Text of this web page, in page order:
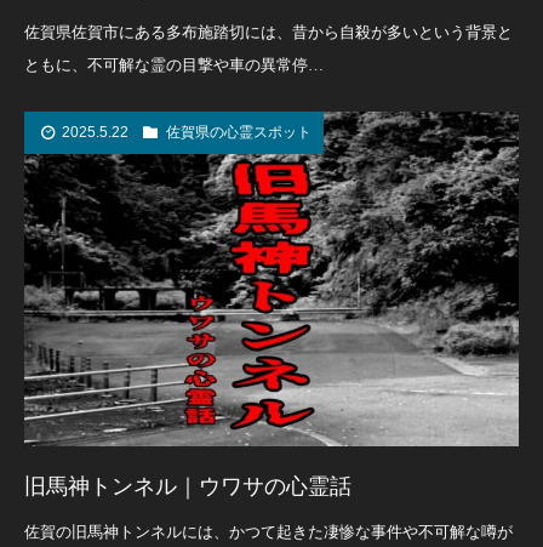
佐賀県佐賀市にある多布施踏切には、昔から自殺が多いという背景と
ともに、不可解な霊の目撃や車の異常停…
2025.5.22 佐賀県の心霊スポット
旧馬神トンネル｜ウワサの心霊話
佐賀の旧馬神トンネルには、かつて起きた凄惨な事件や不可解な噂が